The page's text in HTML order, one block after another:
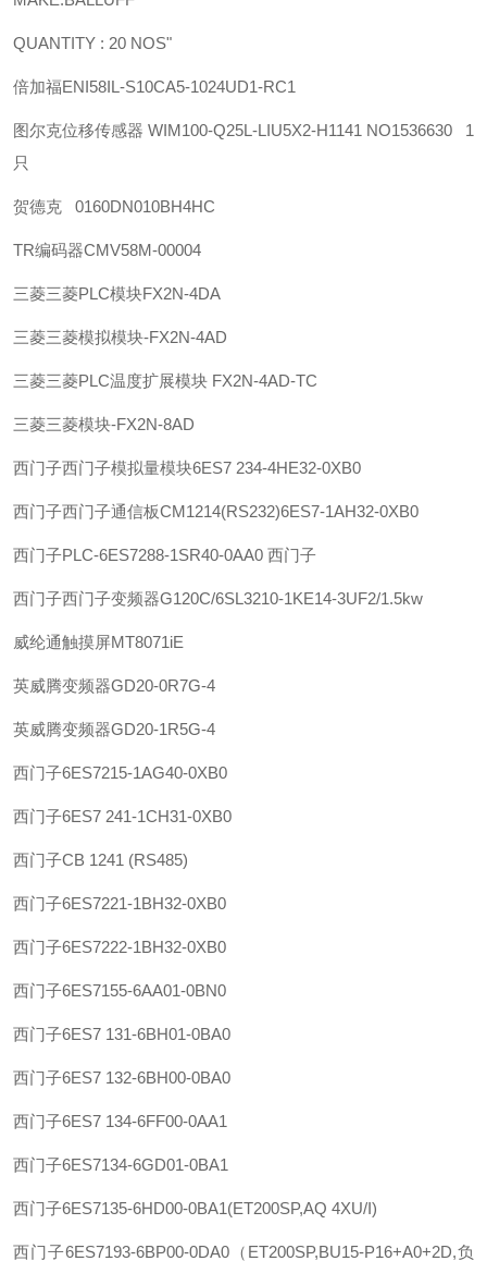
QUANTITY : 20 NOS"
倍加福ENI58IL-S10CA5-1024UD1-RC1
图尔克位移传感器 WIM100-Q25L-LIU5X2-H1141 NO1536630 1
只
贺德克 0160DN010BH4HC
TR编码器CMV58M-00004
三菱三菱PLC模块FX2N-4DA
三菱三菱模拟模块-FX2N-4AD
三菱三菱PLC温度扩展模块 FX2N-4AD-TC
三菱三菱模块-FX2N-8AD
西门子西门子模拟量模块6ES7 234-4HE32-0XB0
西门子西门子通信板CM1214(RS232)6ES7-1AH32-0XB0
西门子PLC-6ES7288-1SR40-0AA0 西门子
西门子西门子变频器G120C/6SL3210-1KE14-3UF2/1.5kw
威纶通触摸屏MT8071iE
英威腾变频器GD20-0R7G-4
英威腾变频器GD20-1R5G-4
西门子6ES7215-1AG40-0XB0
西门子6ES7 241-1CH31-0XB0
西门子CB 1241 (RS485)
西门子6ES7221-1BH32-0XB0
西门子6ES7222-1BH32-0XB0
西门子6ES7155-6AA01-0BN0
西门子6ES7 131-6BH01-0BA0
西门子6ES7 132-6BH00-0BA0
西门子6ES7 134-6FF00-0AA1
西门子6ES7134-6GD01-0BA1
西门子6ES7135-6HD00-0BA1(ET200SP,AQ 4XU/I)
西门子6ES7193-6BP00-0DA0（ET200SP,BU15-P16+A0+2D,负